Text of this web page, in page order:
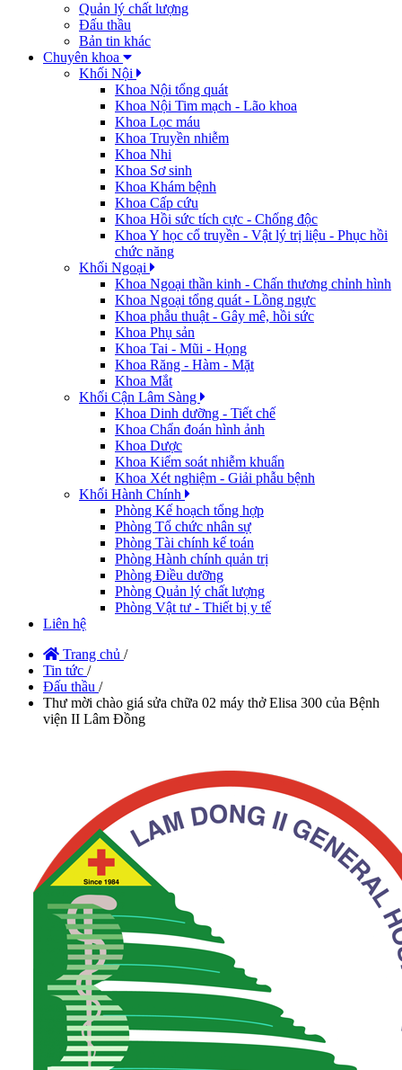
Quản lý chất lượng
Đấu thầu
Bản tin khác
Chuyên khoa
Khối Nội
Khoa Nội tổng quát
Khoa Nội Tim mạch - Lão khoa
Khoa Lọc máu
Khoa Truyền nhiễm
Khoa Nhi
Khoa Sơ sinh
Khoa Khám bệnh
Khoa Cấp cứu
Khoa Hồi sức tích cực - Chống độc
Khoa Y học cổ truyền - Vật lý trị liệu - Phục hồi
chức năng
Khối Ngoại
Khoa Ngoại thần kinh - Chấn thương chỉnh hình
Khoa Ngoại tổng quát - Lồng ngực
Khoa phẫu thuật - Gây mê, hồi sức
Khoa Phụ sản
Khoa Tai - Mũi - Họng
Khoa Răng - Hàm - Mặt
Khoa Mắt
Khối Cận Lâm Sàng
Khoa Dinh dưỡng - Tiết chế
Khoa Chẩn đoán hình ảnh
Khoa Dược
Khoa Kiểm soát nhiễm khuẩn
Khoa Xét nghiệm - Giải phẫu bệnh
Khối Hành Chính
Phòng Kế hoạch tổng hợp
Phòng Tổ chức nhân sự
Phòng Tài chính kế toán
Phòng Hành chính quản trị
Phòng Điều dưỡng
Phòng Quản lý chất lượng
Phòng Vật tư - Thiết bị y tế
Liên hệ
Trang chủ /
Tin tức /
Đấu thầu /
Thư mời chào giá sửa chữa 02 máy thở Elisa 300 của Bệnh
viện II Lâm Đồng